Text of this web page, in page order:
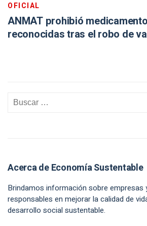
OFICIAL
ANMAT prohibió
reconocidas tras el robo de
Acerca de Economía Sustentable
Brindamos información sobre empresas
responsables en mejorar la calidad de
desarrollo social sustentable.